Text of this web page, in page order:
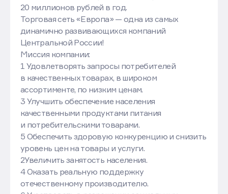
20 миллионов рублей в год.
Торговая сеть «Европа» — одна из самых
динамично развивающихся компаний
Центральной России!
Миссия компании:
1 Удовлетворять запросы потребителей
в качественных товарах, в широком
ассортименте, по низким ценам.
3 Улучшить обеспечение населения
качественными продуктами питания
и потребительскими товарами.
5 Обеспечить здоровую конкуренцию и снизить
уровень цен на товары и услуги.
2Увеличить занятость населения.
4 Оказать реальную поддержку
отечественному производителю.